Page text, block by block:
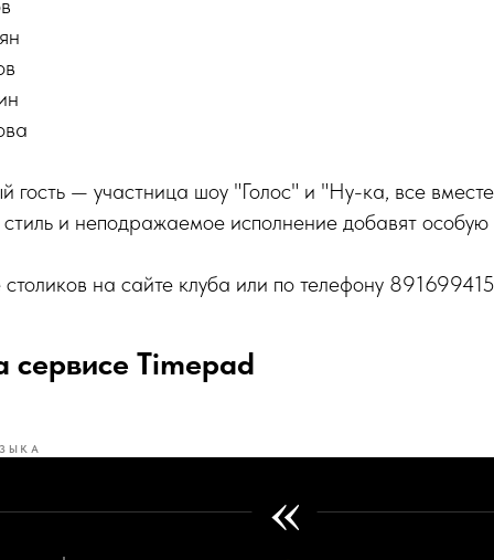
гость — участница шоу "Голос" и "Ну-ка, все
и неподражаемое исполнение добавят особую
на сайте клуба или по телефону
сервисе Timepad
«